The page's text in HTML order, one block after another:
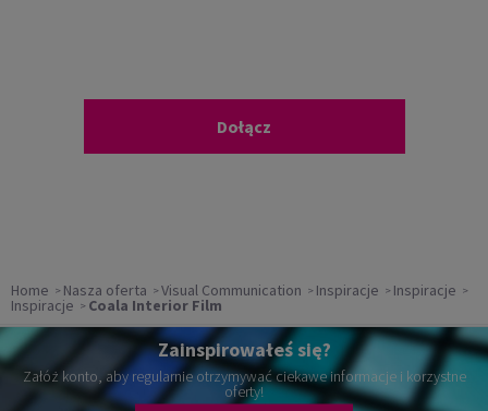
Dołącz
Home Nasza oferta Visual Communication Inspiracje Inspiracje
Inspiracje Coala Interior Film
Zainspirowałeś się?
Załóż konto, aby regularnie otrzymywać ciekawe informacje i korzystne
oferty!